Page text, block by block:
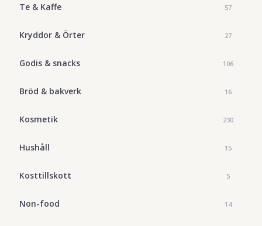
Te & Kaffe 57
Kryddor & Örter 27
Godis & snacks 106
Bröd & bakverk 16
Kosmetik 230
Hushåll 15
Kosttillskott 5
Non-food 14